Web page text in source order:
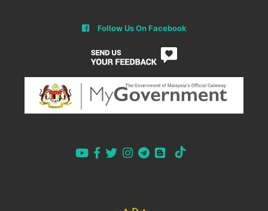
Follow Us On Facebook